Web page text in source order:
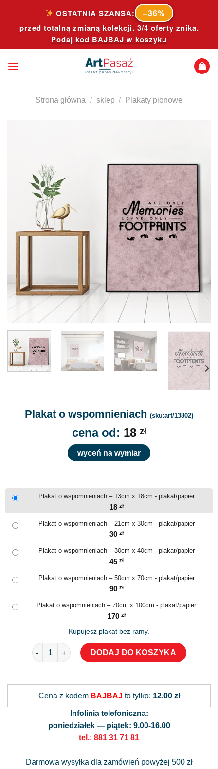
content
OSTATNIA SZANSA: –36%
przed totalną zmianą kolekcji. 3/4 oferty znika.
Podaj kod BAJBAJ w koszyku
Strona główna / sklep / Plakaty pionowe
Plakat o wspomnieniach (sku:art/13802)
cena od: 18 zł
wyceń na wymiar
Plakat o wspomnieniach – 13cm x 18cm - plakat/papier
18 zł
Plakat o wspomnieniach – 21cm x 30cm - plakat/papier
30 zł
Plakat o wspomnieniach – 30cm x 40cm - plakat/papier
45 zł
Plakat o wspomnieniach – 50cm x 70cm - plakat/papier
90 zł
Plakat o wspomnieniach – 70cm x 100cm - plakat/papier
170 zł
Kupujesz plakat bez ramy.
ilość Plakat o wspomnieniach
DODAJ DO KOSZYKA
Cena z kodem BAJBAJ to tylko: 12,00 zł
Infolinia telefoniczna:
poniedziałek — piątek: 9.00-16.00
tel.: 881 31 71 81
Darmowa wysyłka dla zamówień powyżej 500 zł